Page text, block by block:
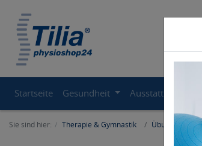
Startseite Gesundheit Ausstattung
Sie sind hier: Therapie & Gymnastik Übungsbänder